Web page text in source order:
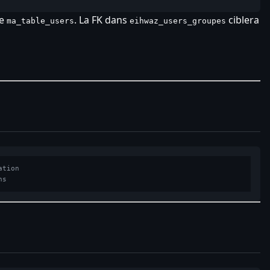
ma_table_users. La FK dans eihwaz_users_groupes ciblera